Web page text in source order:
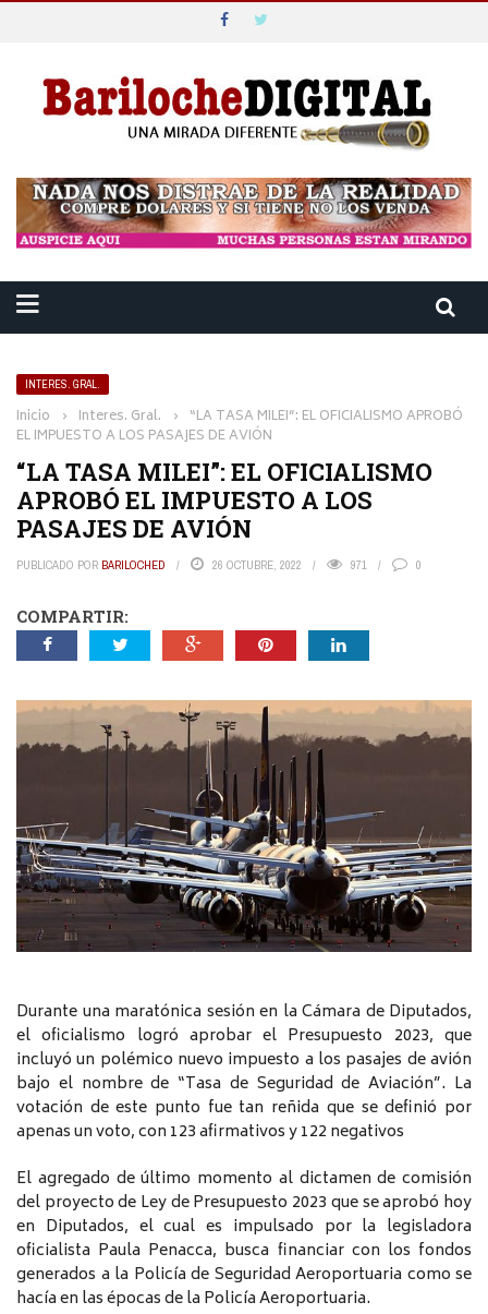
INTERES. GRAL.
Inicio › Interes. Gral. › “LA TASA MILEI”: EL OFICIALISMO APROBÓ
EL IMPUESTO A LOS PASAJES DE AVIÓN
“LA TASA MILEI”: EL OFICIALISMO
APROBÓ EL IMPUESTO A LOS
PASAJES DE AVIÓN
PUBLICADO POR BARILOCHED 26 OCTUBRE, 2022 971 0
COMPARTIR:
Durante una maratónica sesión en la Cámara de Diputados,
el oficialismo logró aprobar el Presupuesto 2023, que
incluyó un polémico nuevo impuesto a los pasajes de avión
bajo el nombre de “Tasa de Seguridad de Aviación”. La
votación de este punto fue tan reñida que se definió por
apenas un voto, con 123 afirmativos y 122 negativos
El agregado de último momento al dictamen de comisión
del proyecto de Ley de Presupuesto 2023 que se aprobó hoy
en Diputados, el cual es impulsado por la legisladora
oficialista Paula Penacca, busca financiar con los fondos
generados a la Policía de Seguridad Aeroportuaria como se
hacía en las épocas de la Policía Aeroportuaria.